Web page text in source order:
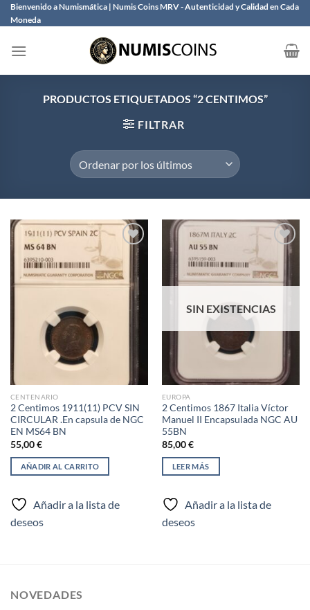
Saltar
al
Bienvenido a Numismática | Numis Coins MRV - Autenticidad y Calidad en Cada
Moneda
PRODUCTOS ETIQUETADOS “2 CENTIMOS”
FILTRAR
Añadir
a la
lista de
deseos
CENTENARIO
2 Centimos 1911(11) PCV SIN
CIRCULAR .En capsula de NGC
EN MS64 BN
55,00€
AÑADIR AL CARRITO
Añadir a la lista de
deseos
Añadir
a la
deseos
SIN EXISTENCIAS
EUROPA
2 Centimos 1867 Italia Víctor
Manuel II Encapsulada NGC AU
55BN
85,00€
LEER MÁS
Añadir a la lista de
deseos
NOVEDADES